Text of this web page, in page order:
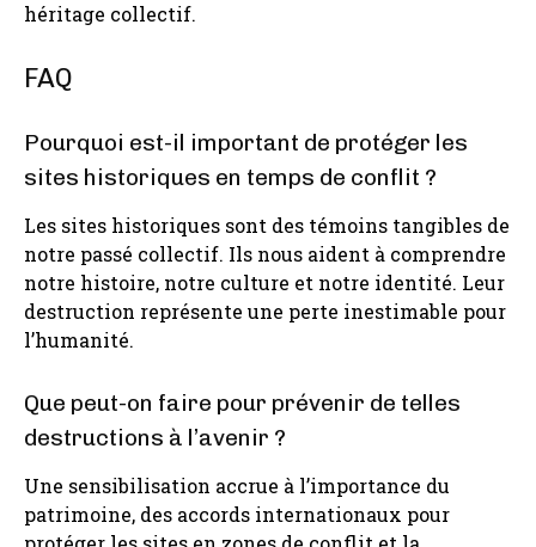
héritage collectif.
FAQ
Pourquoi est-il important de protéger les
sites historiques en temps de conflit ?
Les sites historiques sont des témoins tangibles de
notre passé collectif. Ils nous aident à comprendre
notre histoire, notre culture et notre identité. Leur
destruction représente une perte inestimable pour
l’humanité.
Que peut-on faire pour prévenir de telles
destructions à l’avenir ?
Une sensibilisation accrue à l’importance du
patrimoine, des accords internationaux pour